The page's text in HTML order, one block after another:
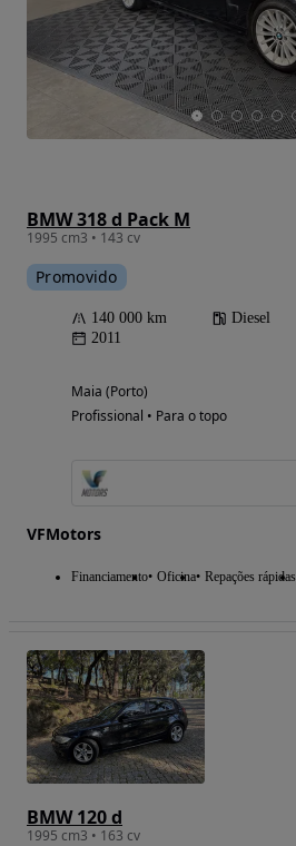
BMW 318 d Pack M
1995 cm3 • 143 cv
Promovido
140 000 km Diesel
2011
Maia (Porto)
Profissional • Para o topo
VFMotors
Financiamento Oficina Repações rápidas
BMW 120 d
1995 cm3 • 163 cv